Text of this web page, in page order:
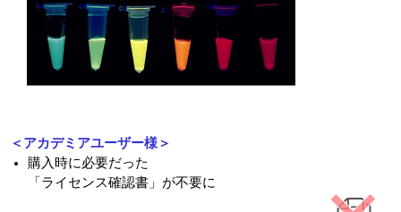
実験ガイド
リアルタイムPCR実験ガイド
NGSポータルサイト
幹細胞・再生医療研究ガイド
＜アカデミアユーザー様＞
購入時に必要だった
「ライセンス確認書」が不要に